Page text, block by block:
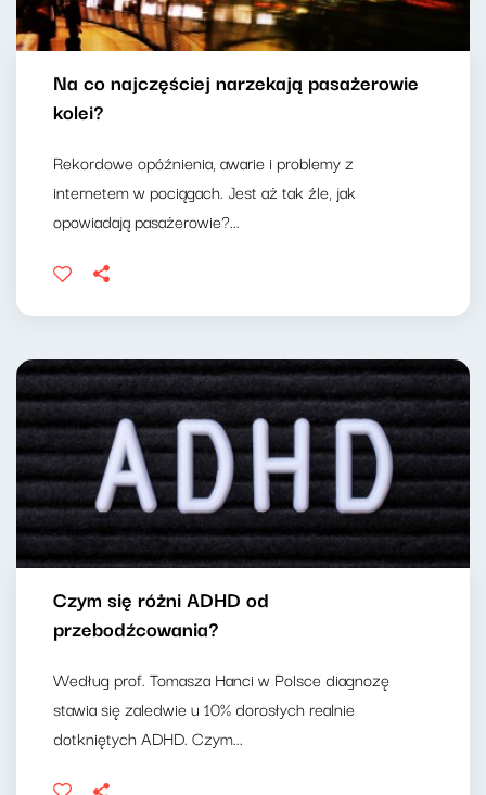
Na co najczęściej narzekają pasażerowie
kolei?
Rekordowe opóźnienia, awarie i problemy z
internetem w pociągach. Jest aż tak źle, jak
opowiadają pasażerowie?...
Czym się różni ADHD od
przebodźcowania?
Według prof. Tomasza Hanci w Polsce diagnozę
stawia się zaledwie u 10% dorosłych realnie
dotkniętych ADHD. Czym...